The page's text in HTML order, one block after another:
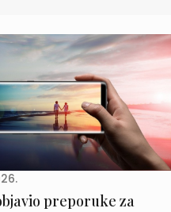
preporuke za